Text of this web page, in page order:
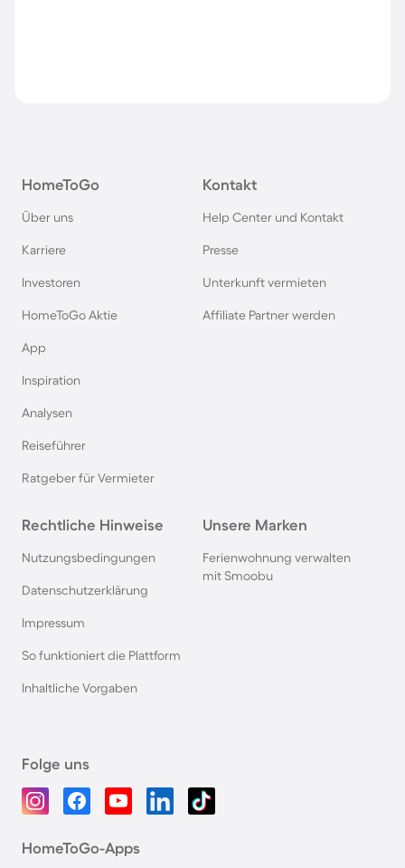
HomeToGo
Über uns
Karriere
Investoren
HomeToGo Aktie
App
Inspiration
Analysen
Reiseführer
Ratgeber für Vermieter
Kontakt
Help Center und Kontakt
Presse
Unterkunft vermieten
Affiliate Partner werden
Rechtliche Hinweise
Nutzungsbedingungen
Datenschutzerklärung
Impressum
So funktioniert die Plattform
Inhaltliche Vorgaben
Unsere Marken
Ferienwohnung verwalten
mit Smoobu
Folge uns
HomeToGo-Apps